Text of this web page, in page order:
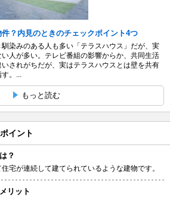
？内見のときのチェックポイント4つ
染みのある人も多い「テラスハウス」だが、実
人が多い。テレビ番組の影響からか、共同生活
されがちだが、実はテラスハウスとは壁を共有
。...
もっと読む
イント
？
宅が連続して建てられているような建物です。
リット